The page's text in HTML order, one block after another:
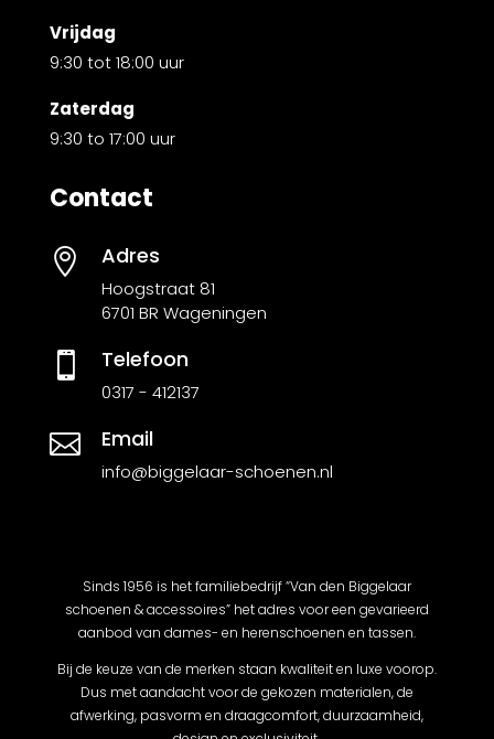
Vrijdag
9:30 tot 18:00 uur
Zaterdag
9:30 to 17:00 uur
Contact
 Adres
Hoogstraat 81
6701 BR Wageningen
 Telefoon
0317 - 412137
 Email
info@biggelaar-schoenen.nl
Sinds 1956 is het familiebedrijf “Van den Biggelaar
schoenen & accessoires” het adres voor een gevarieerd
aanbod van dames- en herenschoenen en tassen.
Bij de keuze van de merken staan kwaliteit en luxe voorop.
Dus met aandacht voor de gekozen materialen, de
afwerking, pasvorm en draagcomfort, duurzaamheid,